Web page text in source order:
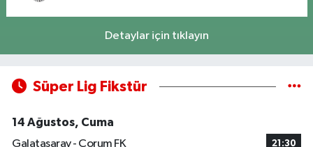
Detaylar için tıklayın
Süper Lig Fikstür
14 Ağustos, Cuma
Galatasaray - Çorum FK
21:30